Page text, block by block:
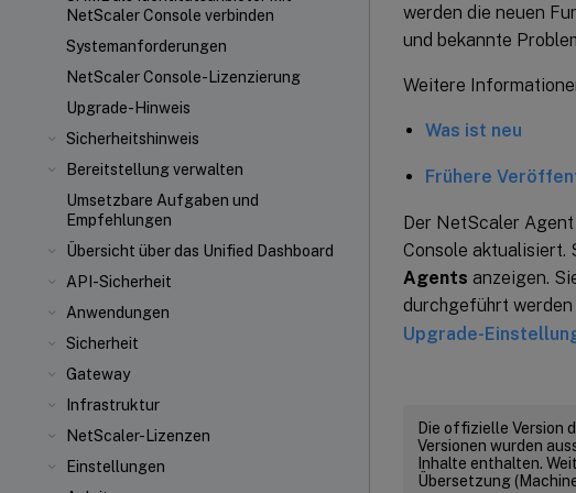
NetScaler Console verbinden
Systemanforderungen
NetScaler Console-Lizenzierung
Upgrade-Hinweis
Sicherheitshinweis
Bereitstellung verwalten
Umsetzbare Aufgaben und
Empfehlungen
Übersicht über das Unified Dashboard
API-Sicherheit
Anwendungen
Sicherheit
Gateway
Infrastruktur
NetScaler-Lizenzen
Einstellungen
werden die neuen
und bekannte
Weitere
Was ist neu
Frühere
Der NetScaler
Console aktualisiert.
Agents anzeigen.
durchgeführt
Upgrade-
Die offizielle Version
Versionen wurden
Inhalte enthalten.
Übersetzung